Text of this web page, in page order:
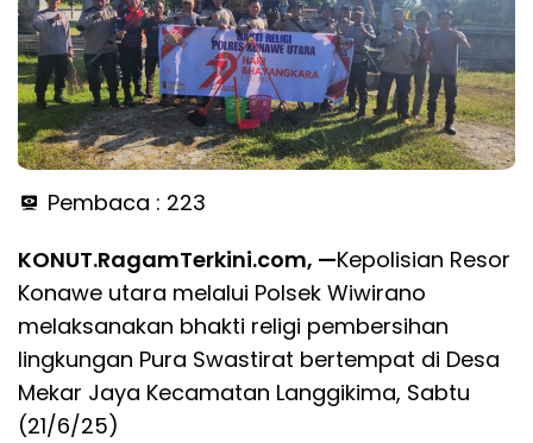
Pembaca : 223
KONUT.RagamTerkini.com, —Kepolisian Resor
Konawe utara melalui Polsek Wiwirano
melaksanakan bhakti religi pembersihan
lingkungan Pura Swastirat bertempat di Desa
Mekar Jaya Kecamatan Langgikima, Sabtu
(21/6/25)